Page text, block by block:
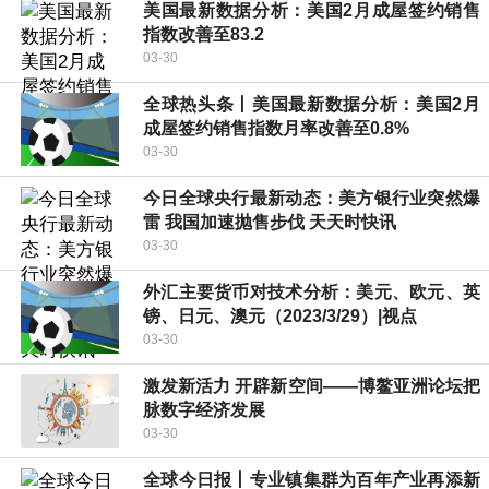
美国最新数据分析：美国2月成屋签约销售
指数改善至83.2
03-30
全球热头条丨美国最新数据分析：美国2月
成屋签约销售指数月率改善至0.8%
03-30
今日全球央行最新动态：美方银行业突然爆
雷 我国加速抛售步伐 天天时快讯
03-30
外汇主要货币对技术分析：美元、欧元、英
镑、日元、澳元（2023/3/29）|视点
03-30
激发新活力 开辟新空间——博鳌亚洲论坛把
脉数字经济发展
03-30
全球今日报丨专业镇集群为百年产业再添新